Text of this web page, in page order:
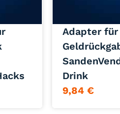
Adapter
Drink
9,84 €